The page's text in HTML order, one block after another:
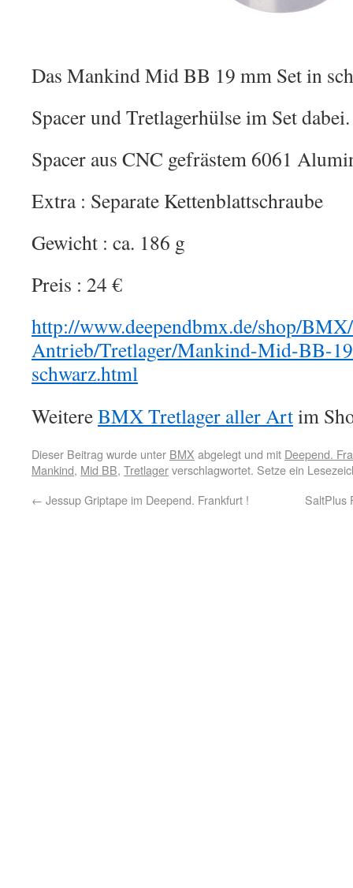
Das Mankind Mid BB 19 mm Set in
Spacer und Tretlagerhülse im Set dabei.
Spacer aus CNC gefrästem 6061
Extra : Separate Kettenblattschraube
Gewicht : ca. 186 g
Preis : 24 €
http://www.deependbmx.de/shop/
Antrieb/Tretlager/Mankind-Mid-BB-
schwarz.html
WeitereBMX Tretlager aller Artim
Dieser Beitrag wurde unter BMX abgelegt und mit Deepend.
Mankind, Mid BB, Tretlagerverschlagwortet. Setze ein
← Jessup Griptape im Deepend. Frankfurt ! SaltPlus